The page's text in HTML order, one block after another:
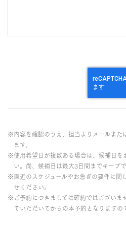
※内容を確認のうえ、担当よりメールまた
ます。
※使用希望日が複数ある場合は、候補日を
い。尚、候補日は最大3日間までキープで
※直近のスケジュールやお急ぎの要件に関
せください。
※ご予約につきましては確約ではございま
ていただいてからの本予約となりますの